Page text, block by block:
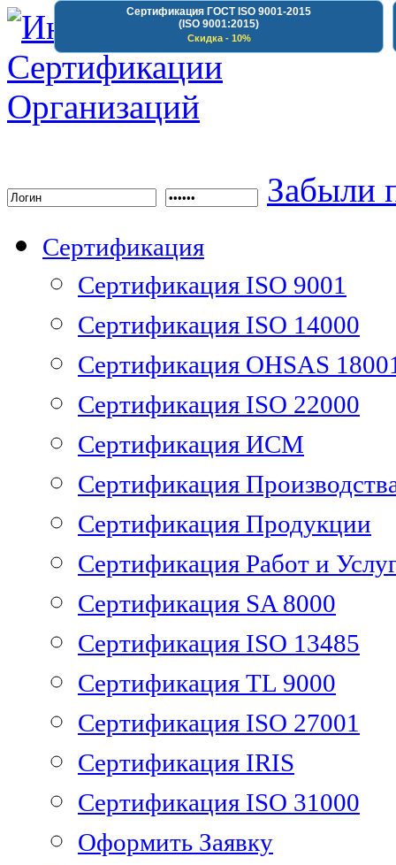
Сертификация ГОСТ ISO 9001-2015
(ISO 9001:2015)
Скидка - 10%
Забыли
Сертификация
Сертификация ISO 9001
Сертификация ISO 14000
Сертификация OHSAS
Сертификация ISO 22000
Сертификация ИСМ
Сертификация
Сертификация Продукции
Сертификация Работ и
Сертификация SA 8000
Сертификация ISO 13485
Сертификация TL 9000
Сертификация ISO 27001
Сертификация IRIS
Сертификация ISO 31000
Оформить Заявку